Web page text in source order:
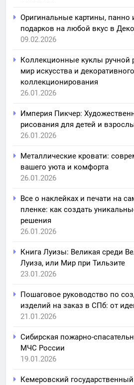
Оригинальные картины, панно
подарков на любой вкус в
09.02.2026
Коллекционные куклы ручной
мир искусства и декоративного
коллекционирования
26.01.2026
Империя Пикчер:
рисования для детей и
26.01.2026
Металлические кровати:
вашего уюта и комфорта
26.01.2026
Все о наклейках и печати на
пленке: как создать
решения
26.01.2026
Книга Луизы: Великая среди
Луиза, или Мир при Тильзите
23.01.2026
Пошаговое руководство по
изделий на заказ в СПб: от
21.01.2026
Сибирская пожарно-
МЧС России
19.01.2026
Кемеровский